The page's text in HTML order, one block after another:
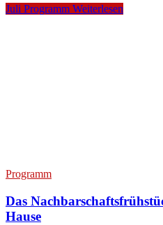
Juli Programm Weiterlesen
Programm
Das
Hause